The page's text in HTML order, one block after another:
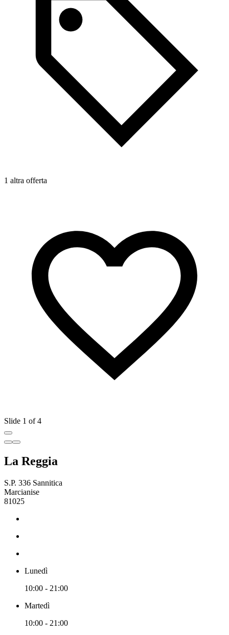
1 altra offerta
Slide 1 of 4
La Reggia
S.P. 336 Sannitica
Marcianise
81025
Lunedì
10:00 - 21:00
Martedì
10:00 - 21:00